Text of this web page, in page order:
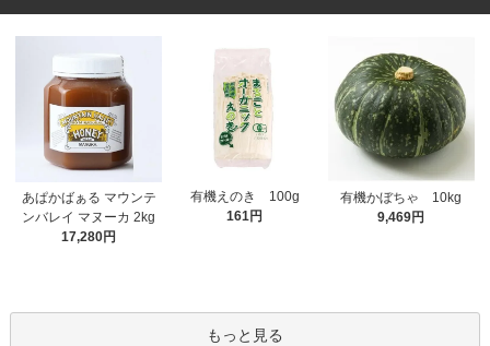
あぱかばぁる マウンテ
ンバレイ マヌーカ 2kg
17,280円
有機えのき 100g
161円
有機かぼちゃ 10kg
9,469円
もっと見る